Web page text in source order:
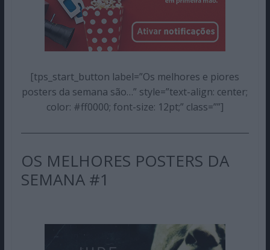
[tps_start_button label=”Os melhores e piores
posters da semana são…” style=”text-align: center;
color: #ff0000; font-size: 12pt;” class=””]
OS MELHORES POSTERS DA
SEMANA #1